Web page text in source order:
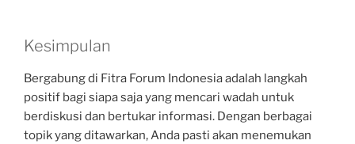
Kesimpulan
Bergabung di Fitra Forum Indonesia adalah langkah
positif bagi siapa saja yang mencari wadah untuk
berdiskusi dan bertukar informasi. Dengan berbagai
topik yang ditawarkan, Anda pasti akan menemukan